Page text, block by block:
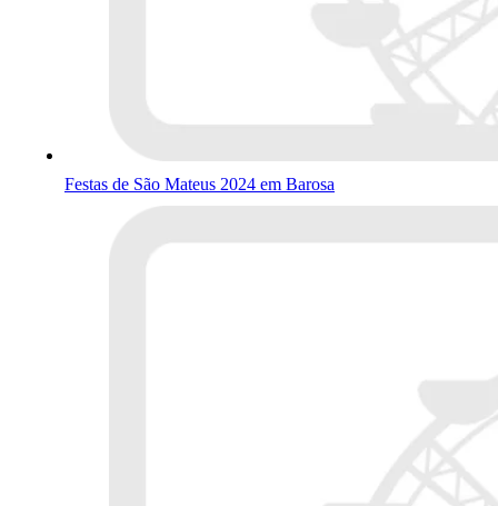
Festas de São Mateus 2024 em Barosa